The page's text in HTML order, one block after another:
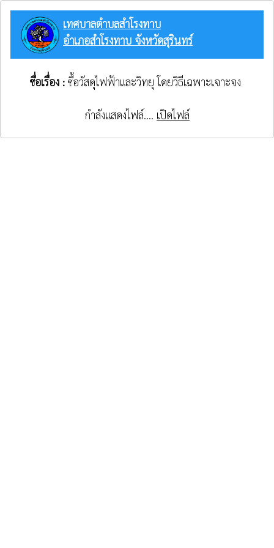
เทศบาลตำบลสำโรงทาบ
อำเภอสำโรงทาบ จังหวัดสุรินทร์
ชื่อเรื่อง : ซื้อวัสดุไฟฟ้าและวิทยุ โดยวิธีเฉพาะเจาะจง
กำลังแสดงไฟล์.... เปิดไฟล์